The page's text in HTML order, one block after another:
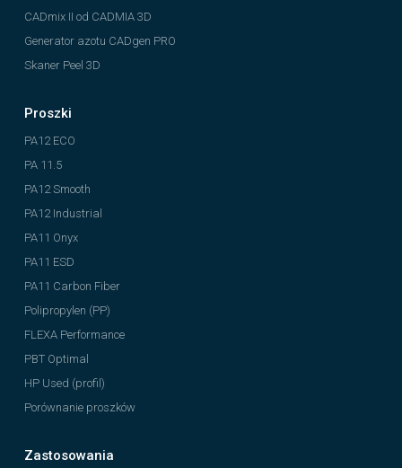
CADmix II od CADMIA 3D
Generator azotu CADgen PRO
Skaner Peel 3D
Proszki
PA12 ECO
PA 11.5
PA12 Smooth
PA12 Industrial
PA11 Onyx
PA11 ESD
PA11 Carbon Fiber
Polipropylen (PP)
FLEXA Performance
PBT Optimal
HP Used (profil)
Porównanie proszków
Zastosowania